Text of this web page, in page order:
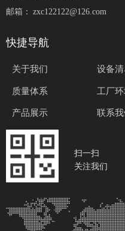
扫一扫
关注我们
邮箱： zxc122122@126.com
关于我们
质量体系
产品展示
设备
工厂
联系我
快捷导航